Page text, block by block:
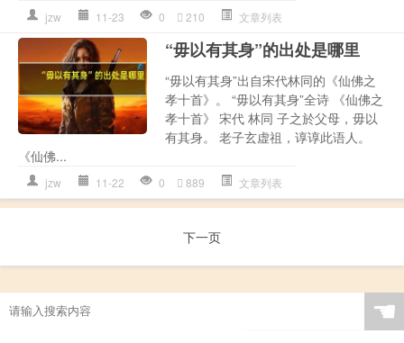
jzw 11-23 0 210 文章列表
“毋以有其身”的出处是哪里
“毋以有其身”出自宋代林同的《仙佛之
孝十首》。 “毋以有其身”全诗 《仙佛之
孝十首》 宋代 林同 子之於父母，毋以
有其身。 老子玄虚祖，谆谆此语人。
《仙佛...
jzw 11-22 0 889 文章列表
下一页
☚